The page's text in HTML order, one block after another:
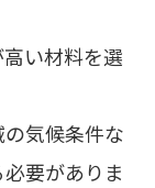
い材料を選
気候条件な
要がありま